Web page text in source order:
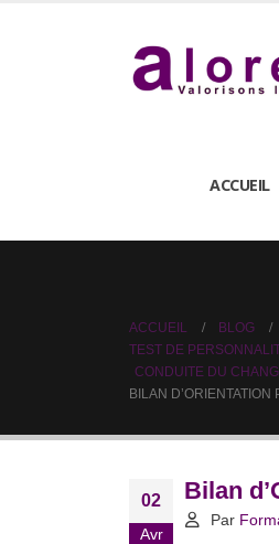
ACCUEIL
ACCUEIL
BLOG
TEST DE
CONDUITE DU
BILAN
02
Avr
Bilan
Par